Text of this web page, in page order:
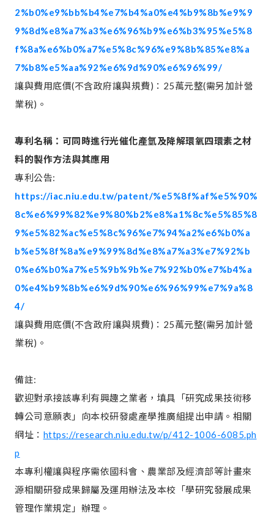
2%b0%e9%bb%b4%e7%b4%a0%e4%b9%8b%e9%9
9%8d%e8%a7%a3%e6%96%b9%e6%b3%95%e5%8
f%8a%e6%b0%a7%e5%8c%96%e9%8b%85%e8%a
7%b8%e5%aa%92%e6%9d%90%e6%96%99/
讓與費用底價(不含政府讓與規費)：25萬元整(需另加計營
業稅)。
專利名稱：可同時進行光催化產氫及降解環氧四環素之材
料的製作方法與其應用
專利公告:
https://iac.niu.edu.tw/patent/%e5%8f%af%e5%90%
8c%e6%99%82%e9%80%b2%e8%a1%8c%e5%85%8
9%e5%82%ac%e5%8c%96%e7%94%a2%e6%b0%a
b%e5%8f%8a%e9%99%8d%e8%a7%a3%e7%92%b
0%e6%b0%a7%e5%9b%9b%e7%92%b0%e7%b4%a
0%e4%b9%8b%e6%9d%90%e6%96%99%e7%9a%8
4/
讓與費用底價(不含政府讓與規費)：25萬元整(需另加計營
業稅)。
備註:
歡迎對承接該專利有興趣之業者，填具「研究成果技術移
轉公司意願表」向本校研發處產學推廣組提出申請。相關
網址： https://research.niu.edu.tw/p/412-1006-6085.ph
p
本專利權讓與程序需依國科會、農業部及經濟部等計畫來
源相關研發成果歸屬及運用辦法及本校「學研究發展成果
管理作業規定」辦理。